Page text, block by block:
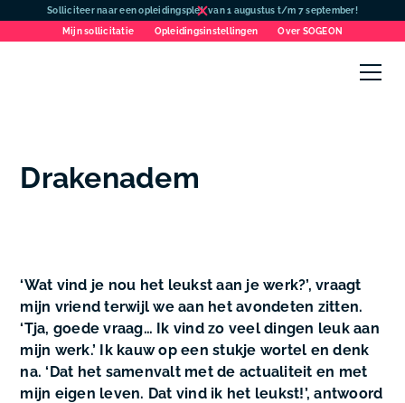
Solliciteer naar een opleidingsplek van 1 augustus t/m 7 september!
Mijn sollicitatie
Opleidingsinstellingen Over SOGEON
Drakenadem
‘Wat vind je nou het leukst aan je werk?’, vraagt
mijn vriend terwijl we aan het avondeten zitten.
‘Tja, goede vraag… Ik vind zo veel dingen leuk aan
mijn werk.’ Ik kauw op een stukje wortel en denk
na. ‘Dat het samenvalt met de actualiteit en met
mijn eigen leven. Dat vind ik het leukst!’, antwoord